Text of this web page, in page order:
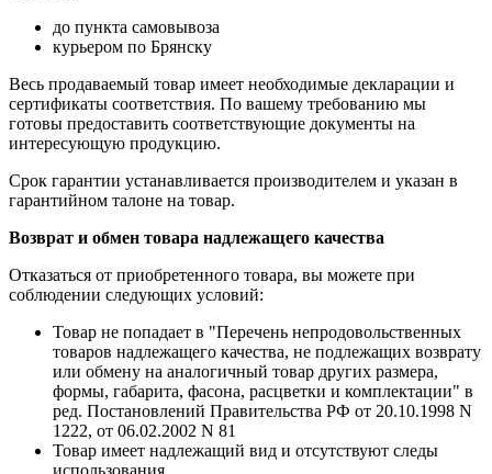
до пункта самовывоза
курьером по Брянску
Весь продаваемый товар имеет необходимые декларации и
сертификаты соответствия. По вашему требованию мы
готовы предоставить соответствующие документы на
интересующую продукцию.
Срок гарантии устанавливается производителем и указан в
гарантийном талоне на товар.
Возврат и обмен товара надлежащего качества
Отказаться от приобретенного товара, вы можете при
соблюдении следующих условий:
Товар не попадает в "Перечень непродовольственных
товаров надлежащего качества, не подлежащих возврату
или обмену на аналогичный товар других размера,
формы, габарита, фасона, расцветки и комплектации" в
ред. Постановлений Правительства РФ от 20.10.1998 N
1222, от 06.02.2002 N 81
Товар имеет надлежащий вид и отсутствуют следы
использования